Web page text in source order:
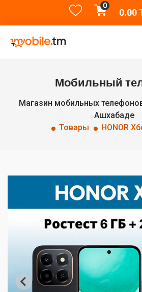
0
0.00
Мобильный
Магазин мобильных
Ашхабаде
Товары
HONOR